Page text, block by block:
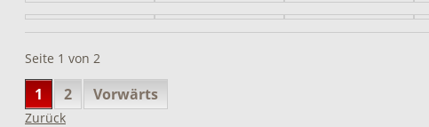
Seite 1 von 2
1 2 Vorwärts
Zurück